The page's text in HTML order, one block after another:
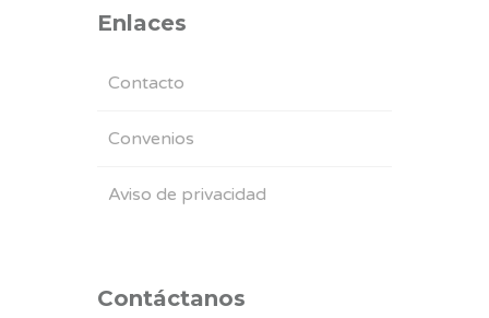
Enlaces
Contacto
Convenios
Aviso de privacidad
Contáctanos